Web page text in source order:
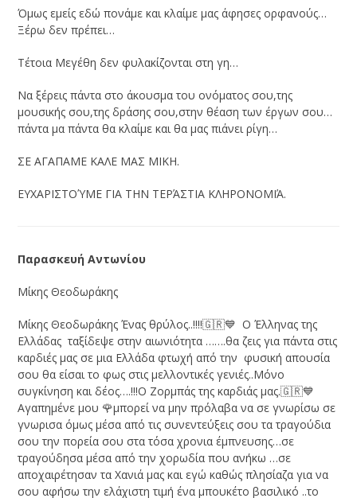
Όμως εμείς εδώ πονάμε και κλαίμε μας άφησες ορφανούς…
Ξέρω δεν πρέπει…
Τέτοια Μεγέθη δεν φυλακίζονται στη γη…
Να ξέρεις πάντα στο άκουσμα του ονόματος σου,της
μουσικής σου,της δράσης σου,στην θέαση των έργων σου…
πάντα μα πάντα θα κλαίμε και θα μας πιάνει ρίγη…
ΣΕ ΑΓΑΠΑΜΕ ΚΑΛΕ ΜΑΣ ΜΙΚΗ.
ΕΥΧΑΡΙΣΤΟΎΜΕ ΓΙΑ ΤΗΝ ΤΕΡΆΣΤΙΑ ΚΛΗΡΟΝΟΜΙΆ.
Παρασκευή Αντωνίου
Μίκης Θεοδωράκης
Μίκης Θεοδωράκης Ένας θρύλος..!!!!🇬🇷💙 Ο Έλληνας της
Ελλάδας ταξίδεψε στην αιωνιότητα …….θα ζεις για πάντα στις
καρδιές μας σε μια Ελλάδα φτωχή από την φυσική απουσία
σου θα είσαι το φως στις μελλοντικές γενιές..Μόνο
συγκίνηση και δέος….!!!Ο Ζορμπάς της καρδιάς μας.🇬🇷💙
Αγαπημένε μου 🌹μπορεί να μην πρόλαβα να σε γνωρίσω σε
γνωρισα όμως μέσα από τις συνεντεύξεις σου τα τραγούδια
σου την πορεία σου στα τόσα χρονια έμπνευσης…σε
τραγούδησα μέσα από την χορωδία που ανήκω …σε
αποχαιρέτησαν τα Χανιά μας και εγώ καθώς πλησίαζα για να
σου αφήσω την ελάχιστη τιμή ένα μπουκέτο βασιλικό ..το